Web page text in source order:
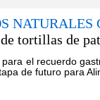
NATURALES
tortillas de
el recuerdo
de futuro para